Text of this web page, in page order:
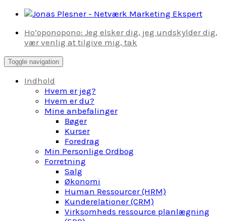
Skip
contentHo’oponopono: Jeg elsker dig, jeg undskylder dig,
vær venlig at tilgive mig, tak
Toggle navigation
Indhold
Hvem er jeg?
Hvem er du?
Mine anbefalinger
Bøger
Kurser
Foredrag
Min Personlige Ordbog
Forretning
Salg
Økonomi
Human Ressourcer (HRM)
Kunderelationer (CRM)
Virksomheds ressource planlægning